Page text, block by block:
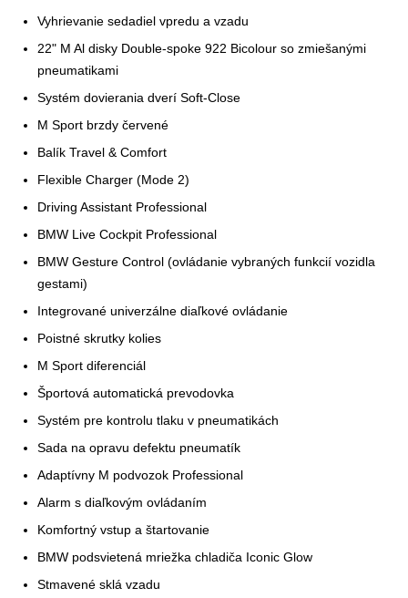
Vyhrievanie sedadiel vpredu a vzadu
22" M Al disky Double-spoke 922 Bicolour so zmiešanými
pneumatikami
Systém dovierania dverí Soft-Close
M Sport brzdy červené
Balík Travel & Comfort
Flexible Charger (Mode 2)
Driving Assistant Professional
BMW Live Cockpit Professional
BMW Gesture Control (ovládanie vybraných funkcií vozidla
gestami)
Integrované univerzálne diaľkové ovládanie
Poistné skrutky kolies
M Sport diferenciál
Športová automatická prevodovka
Systém pre kontrolu tlaku v pneumatikách
Sada na opravu defektu pneumatík
Adaptívny M podvozok Professional
Alarm s diaľkovým ovládaním
Komfortný vstup a štartovanie
BMW podsvietená mriežka chladiča Iconic Glow
Stmavené sklá vzadu